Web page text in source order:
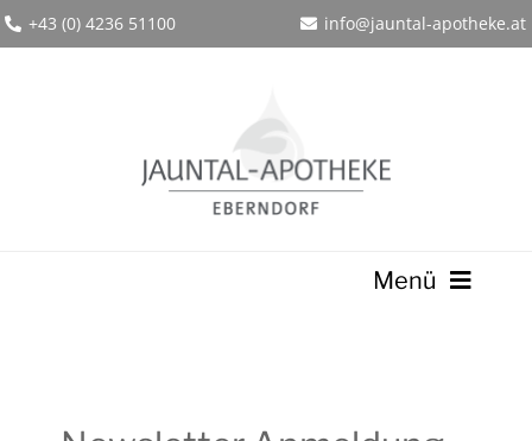
Zum
Inhalt
+43 (0) 4236 51100 info@jauntal-apotheke.at
Menü
Über uns